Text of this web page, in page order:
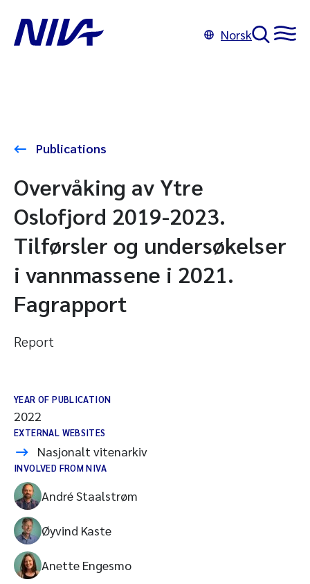
Norsk
Publications
Overvåking av Ytre
Oslofjord 2019-2023.
Tilførsler og undersøkelser
i vannmassene i 2021.
Fagrapport
Report
YEAR OF PUBLICATION
2022
EXTERNAL WEBSITES
Nasjonalt vitenarkiv
INVOLVED FROM NIVA
André Staalstrøm
Øyvind Kaste
Anette Engesmo